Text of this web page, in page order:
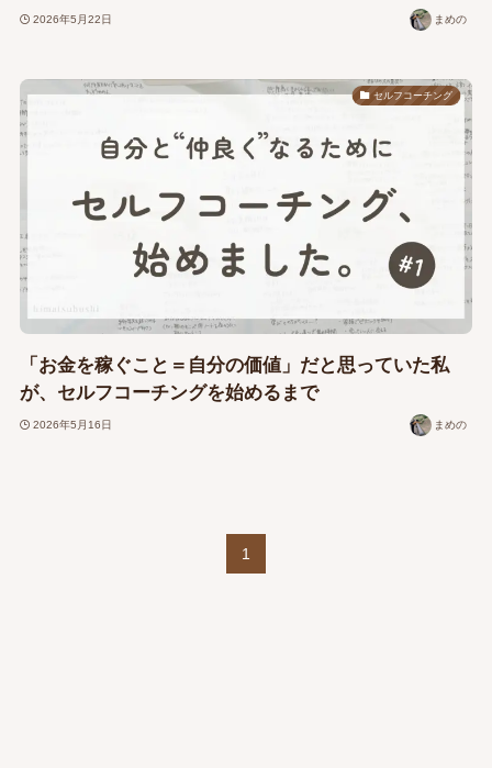
2026年5月22日 まめの
セルフコーチング
「お金を稼ぐこと＝自分の価値」だと思っていた私
が、セルフコーチングを始めるまで
2026年5月16日 まめの
1